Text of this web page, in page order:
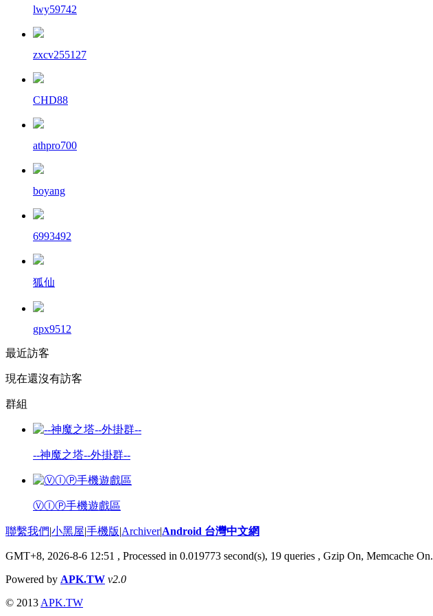
lwy59742
zxcv255127
CHD88
athpro700
boyang
6993492
狐仙
gpx9512
最近訪客
現在還沒有訪客
群組
--神魔之塔--外掛群--
ⓋⒾⓅ手機遊戲區
聯繫我們|小黑屋|手機版|Archiver|Android 台灣中文網
GMT+8, 2026-8-6 12:51 , Processed in 0.019773 second(s), 19 queries , Gzip On, Memcache On.
Powered by APK.TW v2.0
© 2013 APK.TW